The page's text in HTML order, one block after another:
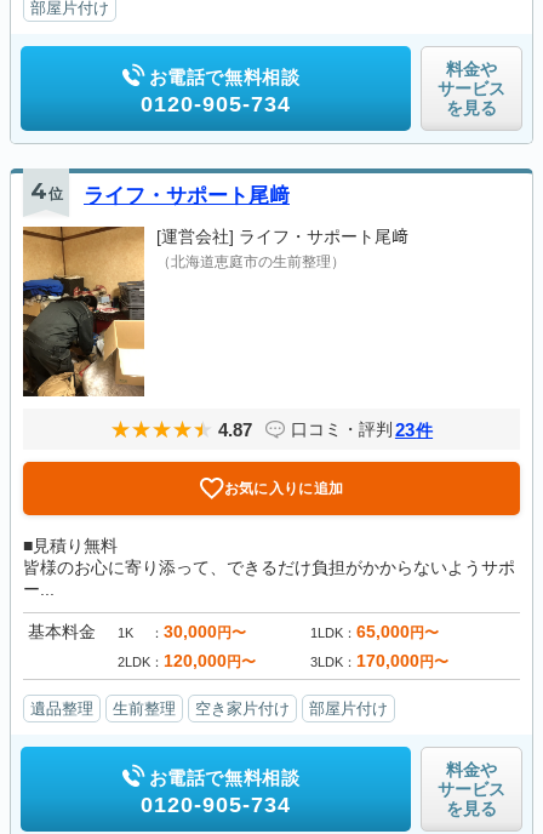
部屋片付け
お電話で無料相談
0120-905-734
料金や
サービス
を見る
4位 ライフ・サポート尾﨑
[運営会社] ライフ・サポート尾﨑
（北海道恵庭市の生前整理）
4.87 口コミ・評判 23件
お気に入りに追加
■見積り無料
皆様のお心に寄り添って、できるだけ負担がかからないようサポ
ー...
基本料金 1K 30,000円〜 1LDK 65,000円〜
2LDK 120,000円〜 3LDK 170,000円〜
遺品整理 生前整理 空き家片付け 部屋片付け
お電話で無料相談
0120-905-734
料金や
サービス
を見る